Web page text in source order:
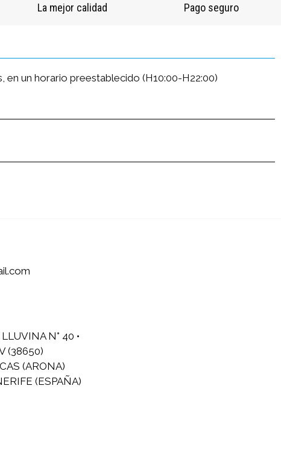
La mejor calidad Pago seguro
en un horario preestablecido (H10:00-H22:00)
N° 40 •
(38650)
(ARONA)
(ESPAÑA)